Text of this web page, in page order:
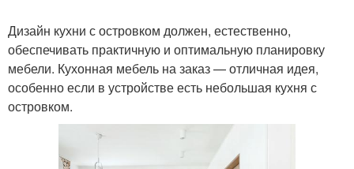
Дизайн кухни с островком должен, естественно,
обеспечивать практичную и оптимальную планировку
мебели. Кухонная мебель на заказ — отличная идея,
особенно если в устройстве есть небольшая кухня с
островком.